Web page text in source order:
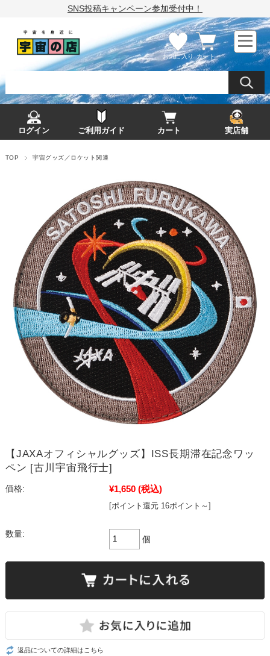
SNS投稿キャンペーン参加受付中！
お気に入り カート
ログイン ご利用ガイド カート 実店舗
TOP 宇宙グッズ／ロケット関連
【JAXAオフィシャルグッズ】ISS長期滞在記念ワッ
ペン [古川宇宙飛行士]
価格: ¥1,650 (税込)
[ポイント還元 16ポイント～]
数量:
個
返品についての詳細はこちら